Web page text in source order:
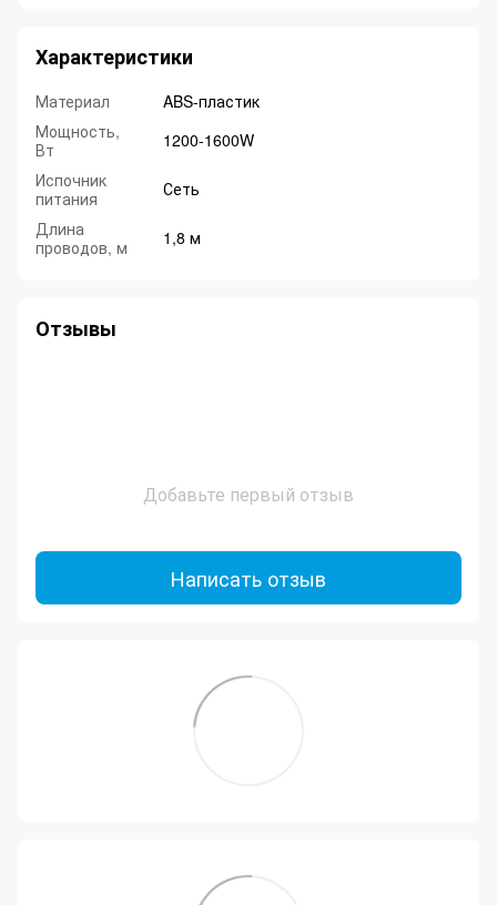
Характеристики
Материал
ABS-пластик
Мощность,
Вт
1200-1600W
Испочник
питания
Сеть
Длина
проводов, м
1,8 м
Отзывы
Добавьте первый отзыв
Написать отзыв